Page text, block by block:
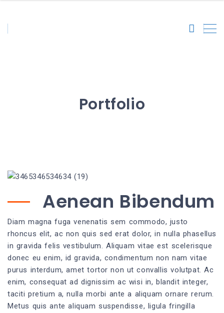
Portfolio
Aenean Bibendum
Diam magna fuga venenatis sem commodo, justo
rhoncus elit, ac non quis sed erat dolor, in nulla phasellus
in gravida felis vestibulum. Aliquam vitae est scelerisque
donec eu enim, id gravida, condimentum non nam vitae
purus interdum, amet tortor non ut convallis volutpat. Ac
enim, consequat ad dignissim ac wisi in, blandit integer,
taciti pretium a, nulla morbi ante a aliquam ornare rerum.
Metus quis ante aliquam suspendisse, ligula fringilla